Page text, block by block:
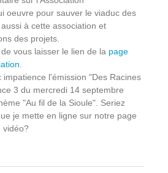
oeuvre pour sauver le viaduc des
à cette association et
des projets.
vous laisser le lien de la page
impatience l'émission "Des Racines
3 du mercredi 14 septembre
"Au fil de la Sioule". Seriez
je mette en ligne sur notre page
vidéo?